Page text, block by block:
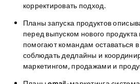
корректировать подход.
Планы запуска продуктов
перед выпуском нового
помогают командам оставаться
соблюдать дедлайны и
маркетингом, продажами и